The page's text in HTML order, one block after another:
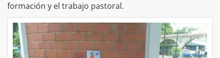
formación y el trabajo pastoral.